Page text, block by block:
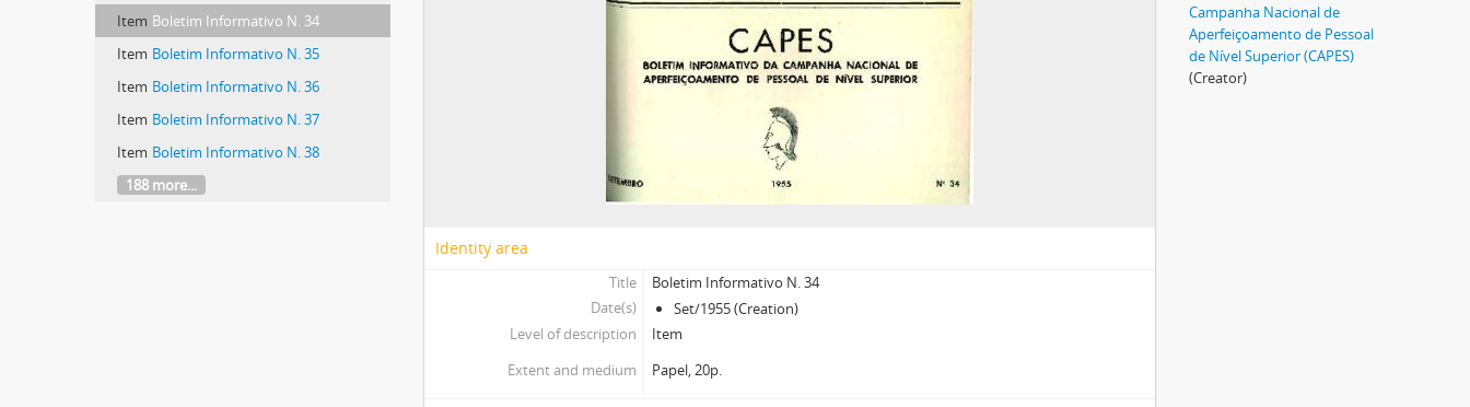
Item Boletim Informativo N. 34
Item Boletim Informativo N. 35
Item Boletim Informativo N. 36
Item Boletim Informativo N. 37
Item Boletim Informativo N. 38
188 more...
Identity area
Title
Boletim Informativo N. 34
Date(s)
Set/1955 (Creation)
Level of description
Item
Extent and medium
Papel, 20p.
Campanha Nacional de
Aperfeiçoamento de Pessoal
de Nível Superior (CAPES)
(Creator)